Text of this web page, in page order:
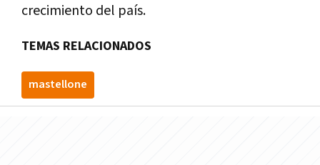
crecimiento del país.
TEMAS RELACIONADOS
mastellone